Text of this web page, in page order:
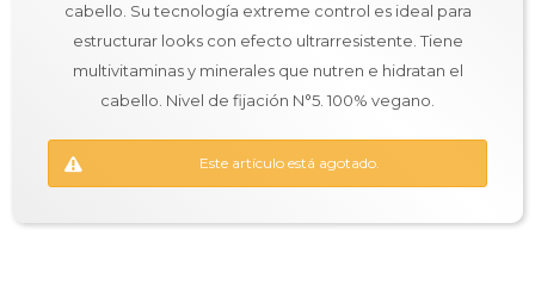
cabello. Su tecnología extreme control es ideal para
estructurar looks con efecto ultrarresistente. Tiene
multivitaminas y minerales que nutren e hidratan el
cabello. Nivel de fijación N°5. 100% vegano.
Este artículo está agotado.